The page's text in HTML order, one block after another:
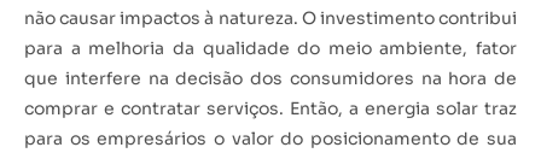
não causar impactos à natureza. O investimento contribui
para a melhoria da qualidade do meio ambiente, fator
que interfere na decisão dos consumidores na hora de
comprar e contratar serviços. Então, a energia solar traz
para os empresários o valor do posicionamento de sua